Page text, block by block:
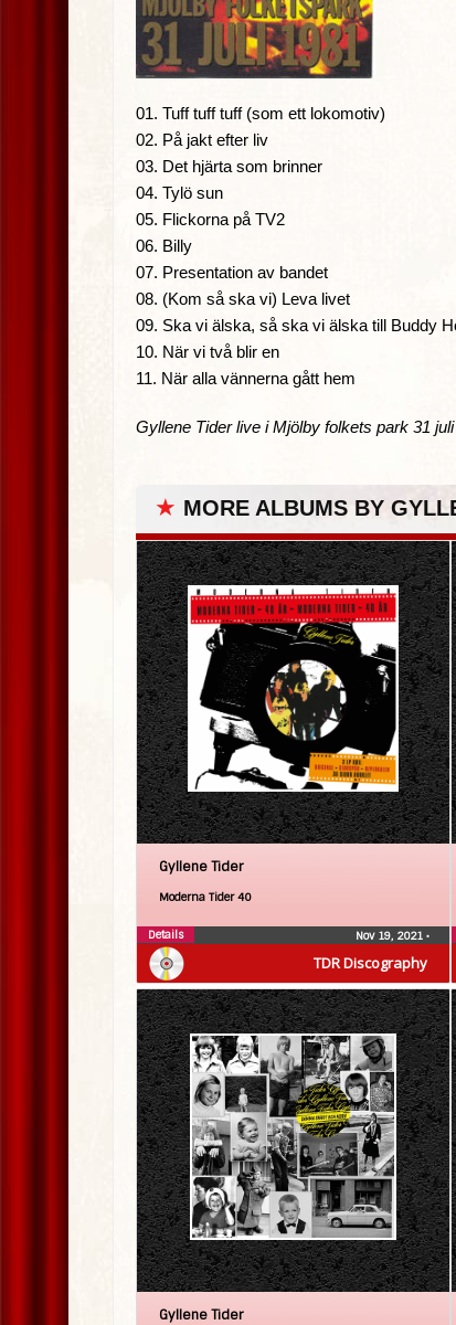
01. Tuff tuff tuff (som ett lokomotiv)
02. På jakt efter liv
03. Det hjärta som brinner
04. Tylö sun
05. Flickorna på TV2
06. Billy
07. Presentation av bandet
08. (Kom så ska vi) Leva livet
09. Ska vi älska, så ska vi älska till Buddy
10. När vi två blir en
11. När alla vännerna gått hem
Gyllene Tider live i Mjölby folkets park 31
★ MORE ALBUMS BY
TDR Discography
Gyllene Tider
Moderna Tider 40
Nov 19, 2021 •
Details
Gyllene Tider